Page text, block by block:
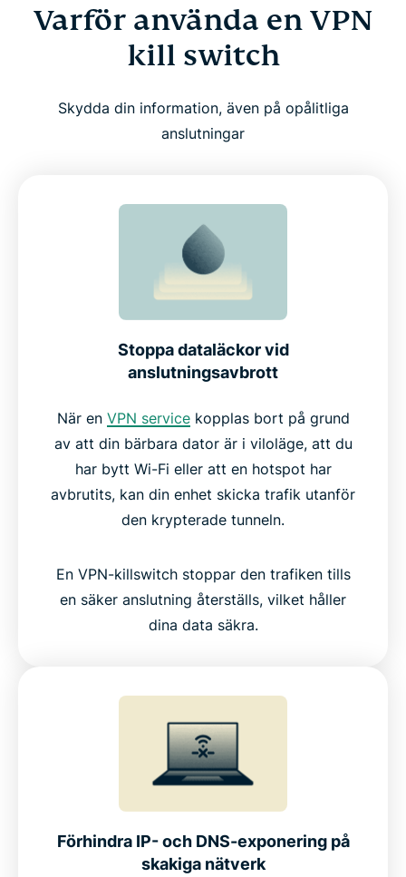
Varför använda en VPN kill switch
Vad Internet Kill Switch gör för att hålla dig säker
Verkliga scenarier där Internet Kill Switch hjälper
Den bästa kill switch VPN jämfört med andra VPN-
Den pålitliga tekniken bakom Internet Kill Switch
Vad folk säger om ExpressVPN
Vanliga frågor: Om VPN kill switch
Prova ExpressVPN riskfritt med Internet Kill Switch
Varför använda en VPN
kill switch
Skydda din information, även på opålitliga
anslutningar
Stoppa dataläckor vid
anslutningsavbrott
När en VPN servicekopplas bort på grund
av att din bärbara dator är i viloläge, att du
har bytt Wi-Fi eller att en hotspot har
avbrutits, kan din enhet skicka trafik utanför
den krypterade tunneln.
En VPN-killswitch stoppar den trafiken tills
en säker anslutning återställs, vilket håller
dina data säkra.
Förhindra IP- och DNS-exponering på
skakiga nätverk